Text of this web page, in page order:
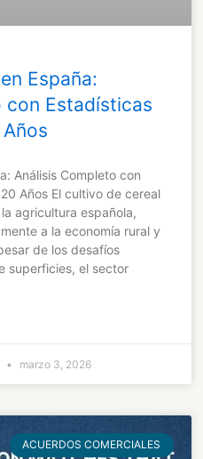
España:
con Estadísticas
Análisis Completo con
Años El cultivo de cereal
agricultura española,
a la economía rural y
de los desafíos
superficies, el sector
marzo 3, 2026
ACUERDOS COMERCIALES